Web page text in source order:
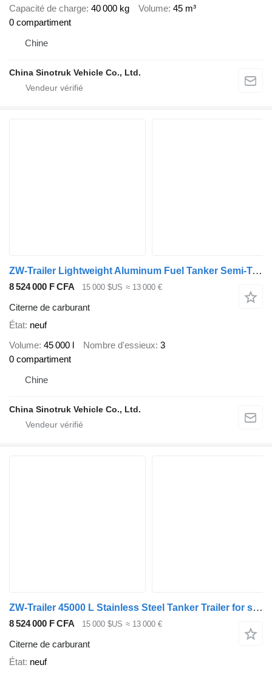
Capacité de charge 40 000 kg Volume 45 m³
0 compartiment
Chine
China Sinotruk Vehicle Co., Ltd.
ZW-Trailer Lightweight Aluminum Fuel Tanker Semi-Trailer for UAE
8 524 000 F CFA 15 000 $US ≈ 13 000 €
Citerne de carburant
État neuf
Volume 45 000 l Nombre d'essieux 3
0 compartiment
Chine
China Sinotruk Vehicle Co., Ltd.
ZW-Trailer 45000 L Stainless Steel Tanker Trailer for sale
8 524 000 F CFA 15 000 $US ≈ 13 000 €
Citerne de carburant
État neuf